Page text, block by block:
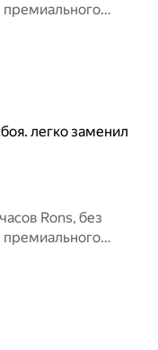
легко заменил
Rons, без